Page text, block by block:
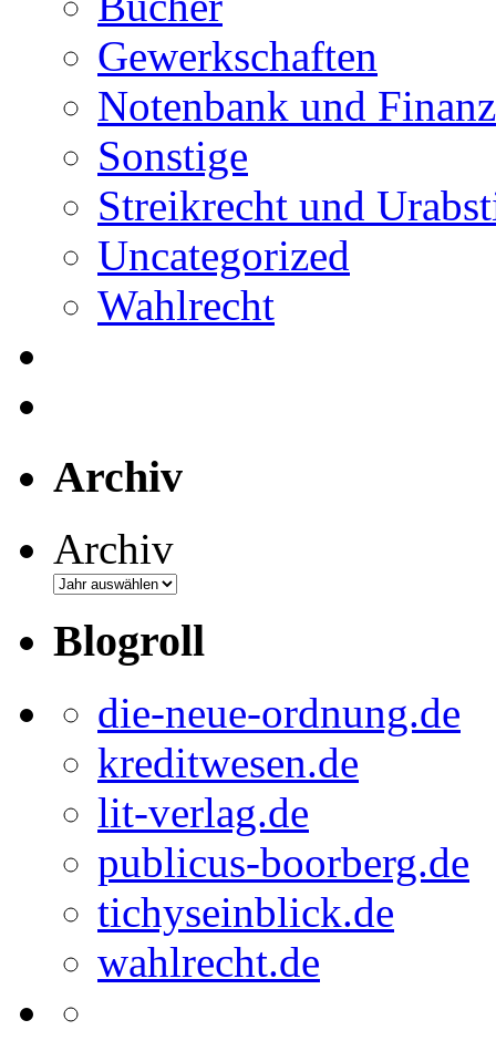
Gewerkschaften
Notenbank und
Sonstige
Streikrecht und
Uncategorized
Wahlrecht
Archiv
Archiv
Blogroll
die-neue-ordnung.de
kreditwesen.de
lit-verlag.de
publicus-boorberg.de
tichyseinblick.de
wahlrecht.de